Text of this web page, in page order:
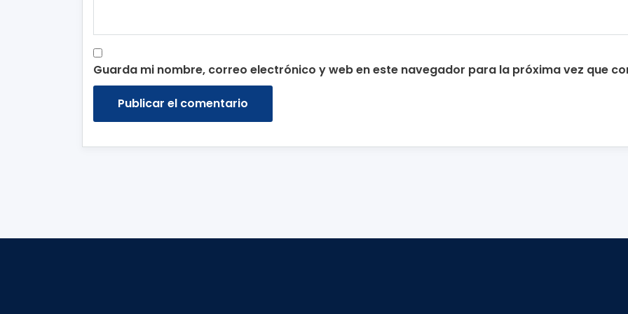
Guarda mi nombre, correo electrónico y web en este navegador para la próxima vez que